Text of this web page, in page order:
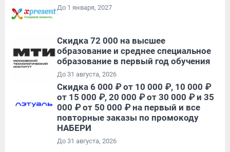
До 1 января, 2027
Скидка 72 000 на высшее
образование и среднее специальное
образование в первый год обучения
До 31 августа, 2026
Скидка 6 000 ₽ от 10 000 ₽, 10 000 ₽
от 15 000 ₽, 20 000 ₽ от 30 000 ₽ и 35
000 ₽ от 50 000 ₽ на первый и все
повторные заказы по промокоду
НАБЕРИ
До 31 августа, 2026